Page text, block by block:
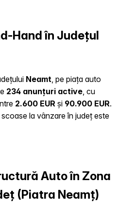
Hand în Județul
Neamt , pe piața auto
234 anunțuri active , cu
2.600 EUR și 90.900 EUR.
la vânzare în județ este
Auto în Zona
(Piatra Neamț)